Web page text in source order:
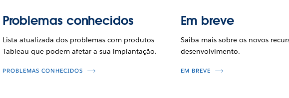
Problemas conhecidos
Lista atualizada dos problemas com produtos
Tableau que podem afetar a sua implantação.
PROBLEMAS CONHECIDOS
Em breve
Saiba mais sobre os novos
desenvolvimento.
EM BREVE